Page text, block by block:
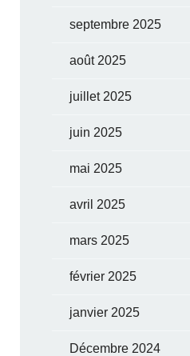
septembre 2025
août 2025
juillet 2025
juin 2025
mai 2025
avril 2025
mars 2025
février 2025
janvier 2025
Décembre 2024